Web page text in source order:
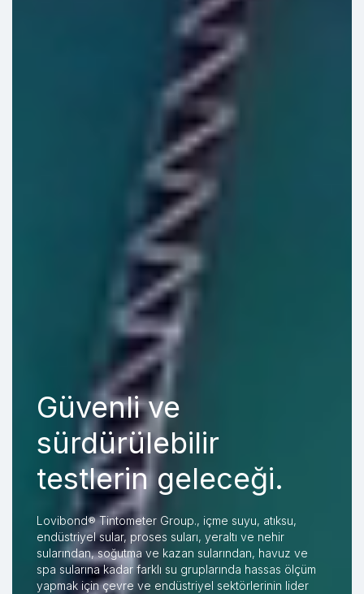
Güvenli ve
sürdürülebilir
testlerin geleceği.
Lovibond® Tintometer Group., içme suyu, atıksu,
endüstriyel sular, proses suları, yeraltı ve nehir
sularından, soğutma ve kazan sularından, havuz ve
spa sularına kadar farklı su gruplarında hassas ölçüm
yapmak için çevre ve endüstriyel sektörlerinin lider